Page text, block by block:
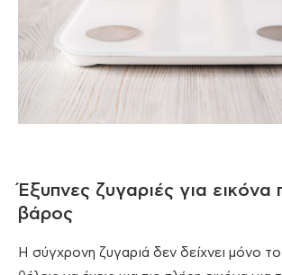
Έξυπνες ζυγαριές για
βάρος
Η σύγχρονη ζυγαριά δεν δείχνει μόνο